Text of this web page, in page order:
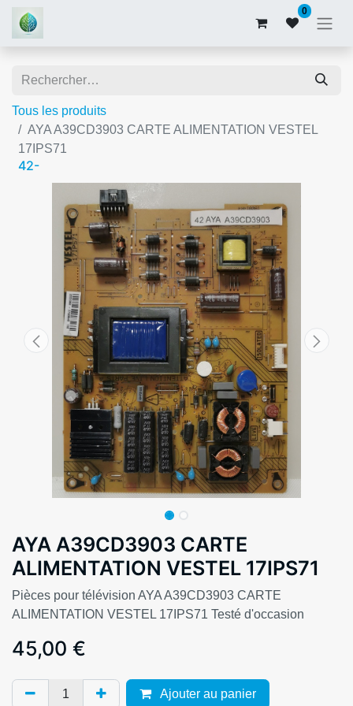
0
Tous les produits
AYA A39CD3903 CARTE ALIMENTATION VESTEL
17IPS71
42-
AYA A39CD3903 CARTE
ALIMENTATION VESTEL 17IPS71
Pièces pour télévision AYA A39CD3903 CARTE
ALIMENTATION VESTEL 17IPS71 Testé d'occasion
45,00 €
Ajouter au panier